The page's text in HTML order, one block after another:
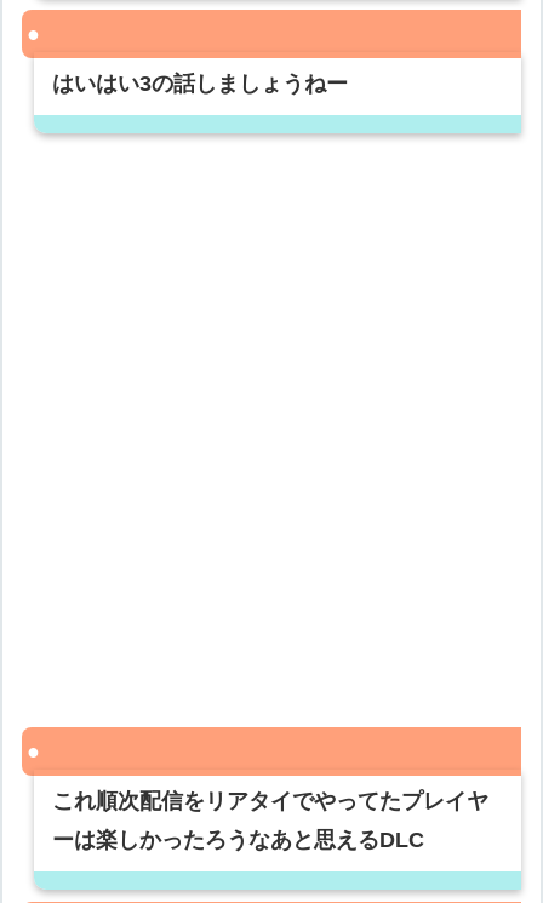
はいはい3の話しましょうねー
これ順次配信をリアタイでやってたプレイヤ
ーは楽しかったろうなあと思えるDLC